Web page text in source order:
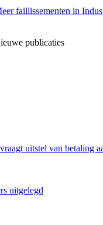
faillissementen in
publicaties
uitstel van betaling
uitgelegd